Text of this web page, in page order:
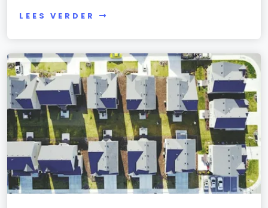
LEES VERDER